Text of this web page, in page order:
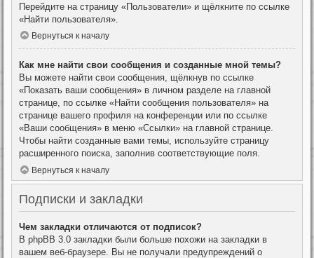
Перейдите на страницу «Пользователи» и щёлкните по ссылке
«Найти пользователя».
Вернуться к началу
Как мне найти свои сообщения и созданные мной темы?
Вы можете найти свои сообщения, щёлкнув по ссылке
«Показать ваши сообщения» в личном разделе на главной
странице, по ссылке «Найти сообщения пользователя» на
странице вашего профиля на конференции или по ссылке
«Ваши сообщения» в меню «Ссылки» на главной странице.
Чтобы найти созданные вами темы, используйте страницу
расширенного поиска, заполнив соответствующие поля.
Вернуться к началу
Подписки и закладки
Чем закладки отличаются от подписок?
В phpBB 3.0 закладки были больше похожи на закладки в
вашем веб-браузере. Вы не получали предупреждений о